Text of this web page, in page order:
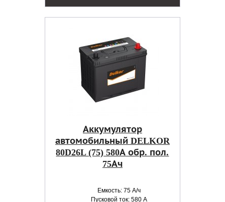
Аккумулятор
автомобильный DELKOR
80D26L (75) 580А обр. пол.
75Ач
Емкость: 75 А/ч
Пусковой ток: 580 А